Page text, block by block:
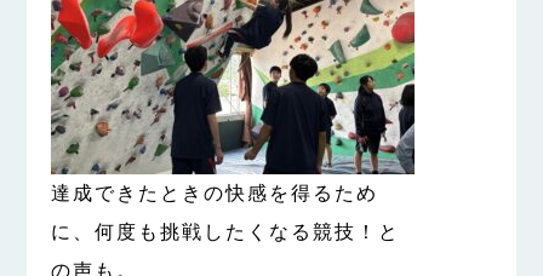
達成できたときの快感を得るため
に、何度も挑戦したくなる競技！と
の声も。